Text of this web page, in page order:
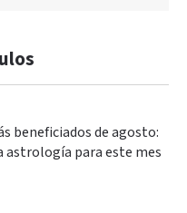
beneficiados de agosto:
astrología para este mes